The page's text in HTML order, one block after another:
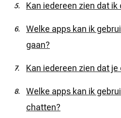
Kan iedereen zien dat ik
Welke apps kan ik
gaan?
Kan iedereen zien dat je
Welke apps kan ik
chatten?